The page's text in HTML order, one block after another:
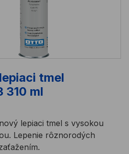
tmel
310 ml
lepiaci tmel s vysokou
Lepenie rôznorodých